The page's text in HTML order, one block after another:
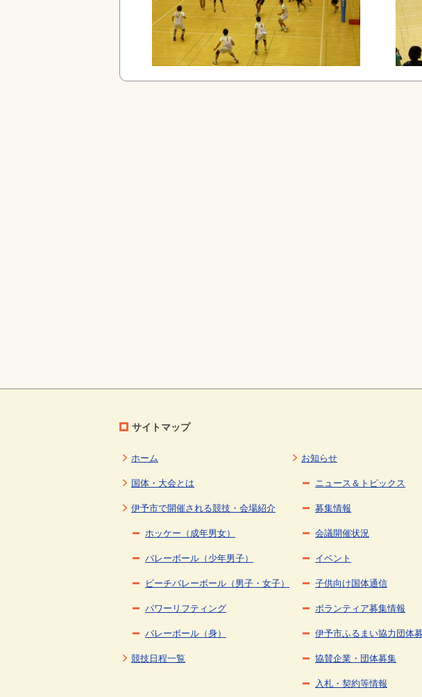
サイトマップ
ホーム
国体・大会とは
伊予市で開催される競技・会場紹介
ホッケー（成年男女）
バレーボール（少年男子）
ビーチバレーボール（男子・女子）
パワーリフティング
バレーボール（身）
競技日程一覧
お知らせ
ニュース＆トピックス
募集情報
会議開催状況
イベント
子供向け国体通信
ボランティア募集情報
伊予市ふるまい協力団体
協賛企業・団体募集
入札・契約等情報